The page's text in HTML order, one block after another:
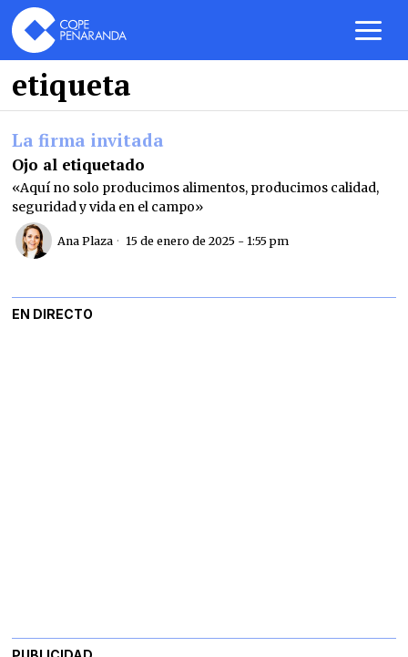
etiqueta
La firma invitada
Ojo al etiquetado
«Aquí no solo producimos alimentos, producimos calidad,
seguridad y vida en el campo»
Ana Plaza 15 de enero de 2025 - 1:55 pm
EN DIRECTO